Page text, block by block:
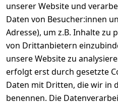
unserer Website und
Daten von Besucher:innen
Adresse), um z.B. Inhalte zu
von Drittanbietern
unsere Website zu
erfolgt erst durch gesetzte
Daten mit Dritten, die wir in
benennen. Die